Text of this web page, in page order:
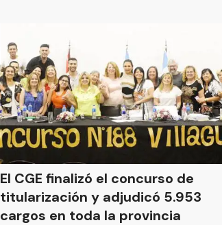
El CGE finalizó el concurso de
titularización y adjudicó 5.953
cargos en toda la provincia